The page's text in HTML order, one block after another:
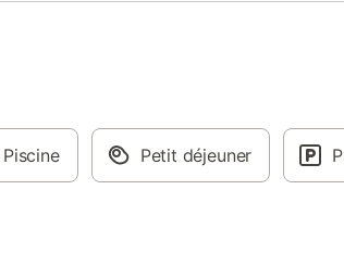
Piscine Petit déjeuner